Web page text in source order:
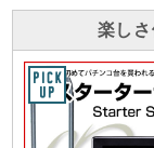
楽し